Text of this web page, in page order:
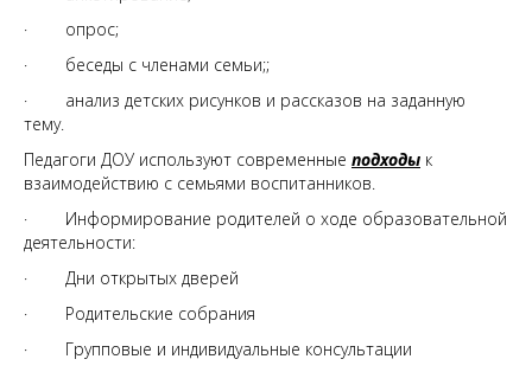
· опрос;
· беседы с членами семьи;;
· анализ детских рисунков и рассказов на заданную
тему.
Педагоги ДОУ используют современные подходы к
взаимодействию с семьями воспитанников.
· Информирование родителей о ходе образовательной
деятельности:
· Дни открытых дверей
· Родительские собрания
· Групповые и индивидуальные консультации